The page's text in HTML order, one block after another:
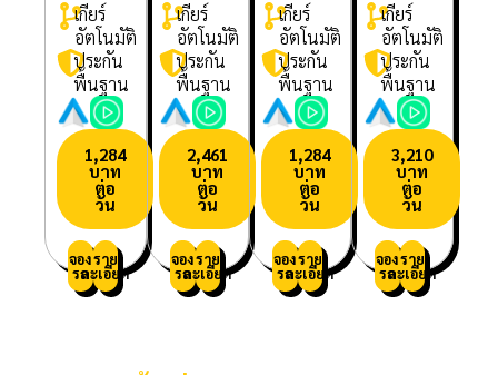
เกียร์
อัตโนมัติ
ประกัน
พื้นฐาน
1,284
บาท
ต่อ
วัน
จอง
รถ
ราย
ละเอียด
เกียร์
อัตโนมัติ
ประกัน
พื้นฐาน
2,461
บาท
ต่อ
วัน
จอง
รถ
ราย
ละเอียด
เกียร์
อัตโนมัติ
ประกัน
พื้นฐาน
1,284
บาท
ต่อ
วัน
จอง
รถ
ราย
ละเอียด
เกียร์
อัตโนมัติ
ประกัน
พื้นฐาน
3,210
บาท
ต่อ
วัน
จอง
รถ
ราย
ละเอียด